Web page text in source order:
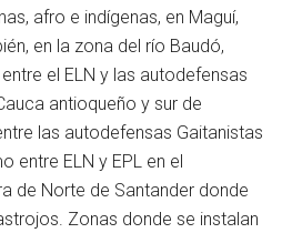
afro e indígenas, en Maguí,
en la zona del río Baudó,
el ELN y las autodefensas
antioqueño y sur de
las autodefensas Gaitanistas
entre ELN y EPL en el
de Norte de Santander donde
Zonas donde se instalan